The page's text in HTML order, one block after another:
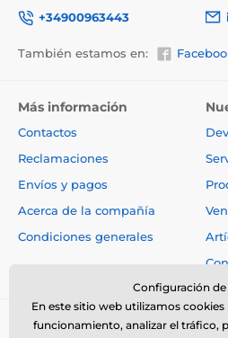
+34900963443
También estamos en:
Más información
Contactos
Reclamaciones
Envíos y pagos
Acerca de la compañía
Condiciones generales
Configuración de
En este sitio web utilizamos
funcionamiento, analizar el tráfico,